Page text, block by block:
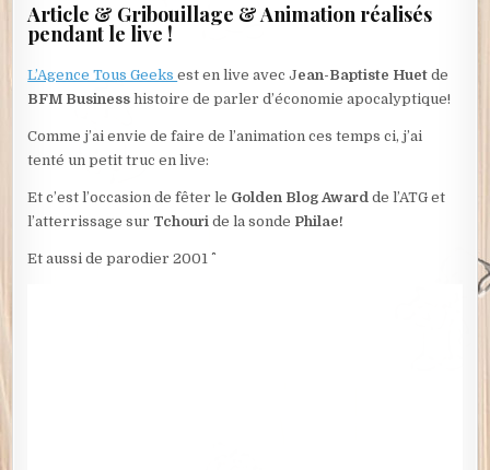
Article & Gribouillage & Animation réalisés
pendant le live !
L’Agence Tous Geeksest en live avec Jean-Baptiste Huet de
BFM Business histoire de parler d’économie apocalyptique!
Comme j’ai envie de faire de l’animation ces temps ci, j’ai
tenté un petit truc en live:
Et c’est l’occasion de fêter le Golden Blog Award de l’ATG et
l’atterrissage sur Tchouri de la sonde Philae!
Et aussi de parodier 2001 ^^